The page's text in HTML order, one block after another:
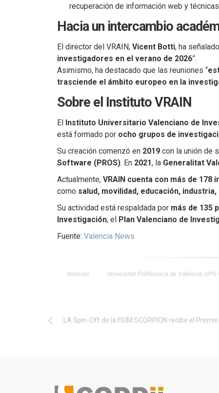
recuperación de información web y
Hacia un intercambio
El director del VRAIN, Vicent Botti, ha
investigadores en el verano de 2026”.
Asimismo, ha destacado que las reuniones “
trasciende el ámbito europeo en la
Sobre el Instituto VRAIN
El Instituto Universitario Valenciano de
está formado por ocho grupos de
Su creación comenzó en 2019 con la unión de
Software (PROS). En 2021, la Generalitat
Actualmente, VRAIN cuenta con más de 178
como salud, movilidad, educación,
Su actividad está respaldada por más de 135
Investigación, el Plan Valenciano de
Fuente: Valencia News
Noticias Universitat Politècnica de València UPV,